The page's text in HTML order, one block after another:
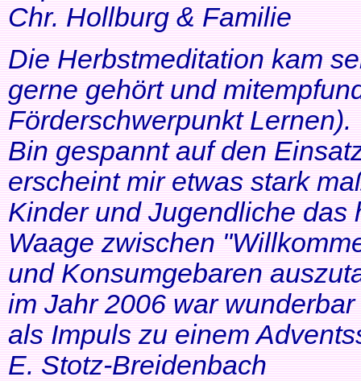
Chr. Hollburg & Familie
Die Herbstmeditation kam
gerne gehört und
Förderschwerpunkt Lernen).
Bin gespannt auf den
erscheint mir etwas stark
Kinder und Jugendliche das
Waage zwischen
und Konsumgebaren
im Jahr 2006 war
als Impuls zu einem
E. Stotz-Breidenbach